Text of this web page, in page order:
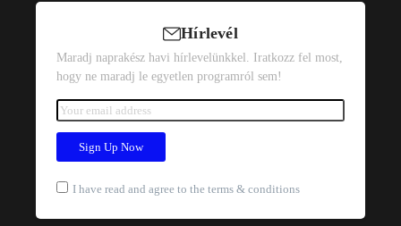
Hírlevél
Maradj naprakész havi hírlevelünkkel. Iratkozz fel most,
hogy ne maradj le egyetlen programról sem!
I have read and agree to the terms & conditions